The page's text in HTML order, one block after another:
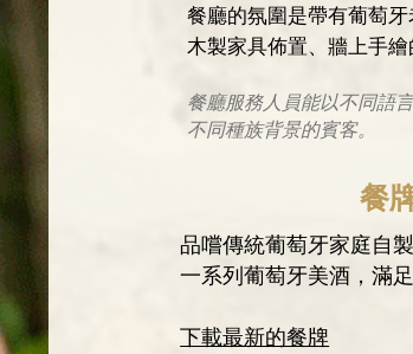
餐廳的氛圍是帶有葡萄牙
木製家具佈置、牆上手繪
餐廳服務人員能以不同語
不同種族背景的賓客。
餐
品嚐傳統葡萄牙家庭自
一系列葡萄牙美酒，滿足
​​下載最新的餐牌